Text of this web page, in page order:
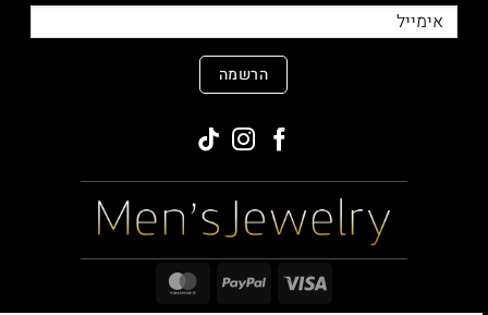
הרשמה
Visa
PayPal